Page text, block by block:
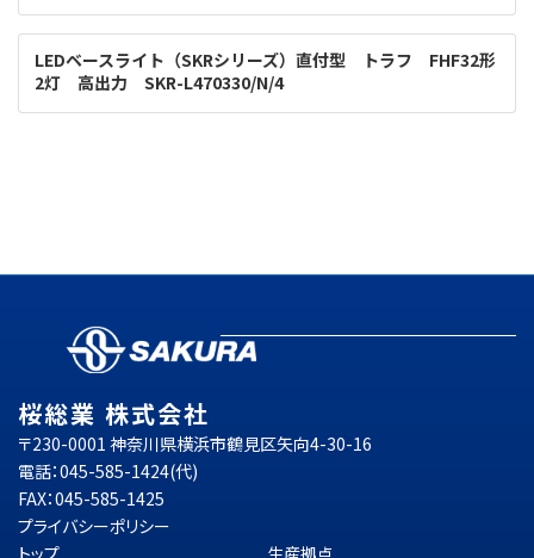
LEDベースライト（SKRシリーズ）直付型 トラフ FHF32形
2灯 高出力 SKR-L470330/N/4
桜総業 株式会社
〒230-0001 神奈川県横浜市鶴見区矢向4-30-16
電話：045-585-1424(代)
FAX：045-585-1425
プライバシーポリシー